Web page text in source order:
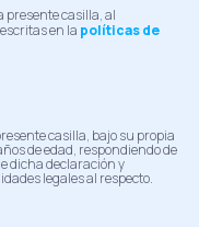
presente casilla, al
en la políticas de
casilla, bajo su propia
de edad, respondiendo de
dicha declaración y
legales al respecto.